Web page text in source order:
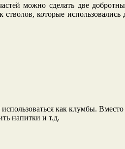
можно сделать две
стволов, которые
как клумбы.
напитки и т.д.